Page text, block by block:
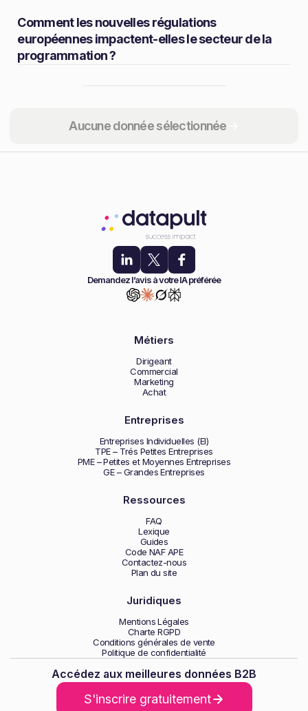
Aucune donnée sélectionnée
Comment les nouvelles régulations
européennes impactent-elles le secteur de la
programmation ?
Partager
Demandez l’avis à votre IA préférée
Métiers
Dirigeant
Commercial
Marketing
Achat
Entreprises
Entreprises Individuelles (EI)
TPE – Trés Petites Entreprises
PME – Petites et Moyennes Entreprises
GE – Grandes Entreprises
Ressources
FAQ
Lexique
Guides
Code NAF APE
Contactez-nous
Plan du site
Juridiques
Mentions Légales
Charte RGPD
Conditions générales de vente
Politique de confidentialité
Accédez aux meilleures données B2B
S'inscrire gratuitement